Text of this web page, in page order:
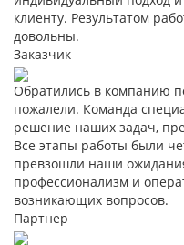
клиенту. Результатом
довольны.
Заказчик
Обратились в компанию
пожалели. Команда
решение наших задач,
Все этапы работы были
превзошли наши
профессионализм и
возникающих вопросов.
Партнер